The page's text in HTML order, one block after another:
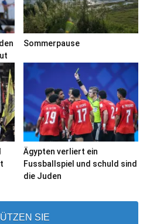
Sommerpause
Ägypten verliert ein
Fussballspiel und schuld sind
die Juden
SIE